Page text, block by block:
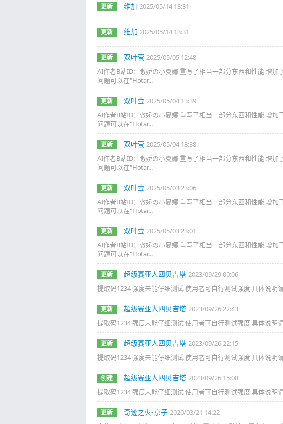
更新 维加 2025/05/14 13:31
更新 维加 2025/05/14 13:31
更新 双叶萤 2025/05/05 12:48
AI作者B站ID：傲娇の小夏娜 重写了相当一部分东西和性能 增
问题可以在"Hotar...
更新 双叶萤 2025/05/04 13:39
AI作者B站ID：傲娇の小夏娜 重写了相当一部分东西和性能 增
问题可以在"Hotar...
更新 双叶萤 2025/05/04 13:38
AI作者B站ID：傲娇の小夏娜 重写了相当一部分东西和性能 增
问题可以在"Hotar...
更新 双叶萤 2025/05/03 23:06
AI作者B站ID：傲娇の小夏娜 重写了相当一部分东西和性能 增
问题可以在"Hotar...
更新 双叶萤 2025/05/03 23:01
AI作者B站ID：傲娇の小夏娜 重写了相当一部分东西和性能 增
问题可以在"Hotar...
更新 超级赛亚人四贝吉塔 2023/09/29 00:06
提取码1234 强度未能仔细测试 使用者可自行测试强度 具体说明
更新 超级赛亚人四贝吉塔 2023/09/26 22:43
提取码1234 强度未能仔细测试 使用者可自行测试强度 具体说明
更新 超级赛亚人四贝吉塔 2023/09/26 22:15
提取码1234 强度未能仔细测试 使用者可自行测试强度 具体说明
创建 超级赛亚人四贝吉塔 2023/09/26 15:08
提取码1234 强度未能仔细测试 使用者可自行测试强度 具体说明
更新 奇迹之火-京子 2020/03/21 14:22